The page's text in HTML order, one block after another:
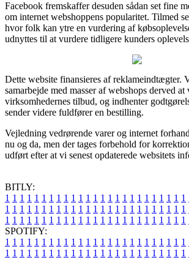
Facebook fremskaffer desuden sådan set fine
om internet webshoppens popularitet. Tilmed
hvor folk kan ytre en vurdering af
udnyttes til at vurdere tidligere kunders
Dette website finansieres af reklameindtægter.
samarbejde med masser af webshops derved
virksomhedernes tilbud, og indhenter
sender videre fuldfører en bestilling.
Vejledning vedrørende varer og internet
nu og da, men der tages forbehold for
udført efter at vi senest opdaterede websitets
BITLY:
1 1 1 1 1 1 1 1 1 1 1 1 1 1 1 1 1 1 1 1 1 1 1 1 1
1 1 1 1 1 1 1 1 1 1 1 1 1 1 1 1 1 1 1 1 1 1 1 1 1
1 1 1 1 1 1 1 1 1 1 1 1 1 1 1 1 1 1 1 1 1 1 1 1 1
SPOTIFY:
1 1 1 1 1 1 1 1 1 1 1 1 1 1 1 1 1 1 1 1 1 1 1 1 1
1 1 1 1 1 1 1 1 1 1 1 1 1 1 1 1 1 1 1 1 1 1 1 1 1